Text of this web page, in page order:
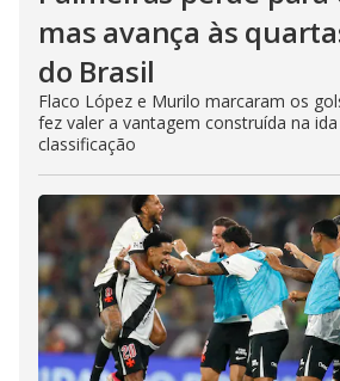
mas avança às
do Brasil
Flaco López e Murilo marcaram os
fez valer a vantagem construída na
classificação